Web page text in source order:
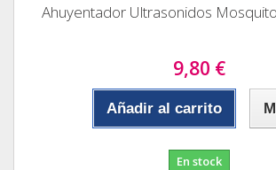
Ahuyentador Ultrasonidos Mosquito
9,80 €
Añadir al carrito
En stock